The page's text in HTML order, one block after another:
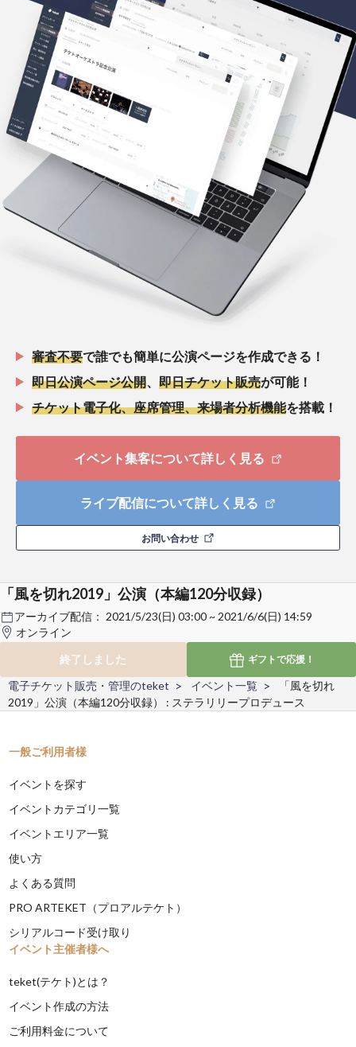
審査不要で誰でも簡単に公演ページを作成できる！
即日公演ページ公開
即日チケット販売が可能！
チケット電子化、座席管理、来場者分析機能を搭載！
イベント集客について詳しく見る
ライブ配信について詳しく見る
お問い合わせ
「風を切れ2019」公演（本編120分収録）
アーカイブ配信： 2021/5/23(日) 03:00 ~ 2021/6/6(日) 14:59
オンライン
終了しました
ギフトで応援！
電子チケット販売・管理のteket イベント一覧
「風を切れ
2019」公演（本編120分収録） : ステラリリープロデュース
一般ご利用者様
イベントを探す
イベントカテゴリ一覧
イベントエリア一覧
使い方
よくある質問
PRO ARTEKET（プロアルテケト）
シリアルコード受け取り
イベント主催者様へ
teket(テケト)とは？
イベント作成の方法
ご利用料金について